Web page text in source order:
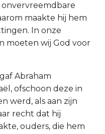
maakte hij hem
In onze
moeten wij God voor
Abraham
ofschoon deze in
werd, als aan zijn
recht dat hij
ouders, die hem